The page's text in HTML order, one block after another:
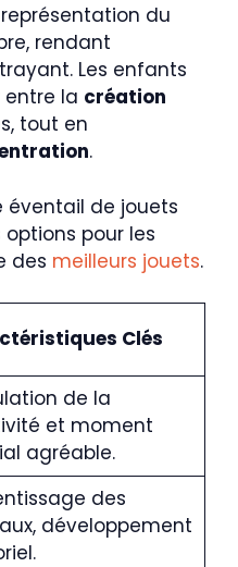
du
rendant
Les enfants
la création
tout en
.
éventail de jouets
pour les
des meilleurs jouets.
Clés
de la
et moment
agréable.
des
développement